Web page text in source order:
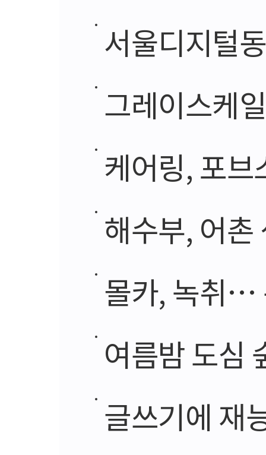
서울디지털동
그레이스케
케어링, 포브
해수부, 어촌
몰카, 녹취… 분
여름밤 도심
글쓰기에 재능